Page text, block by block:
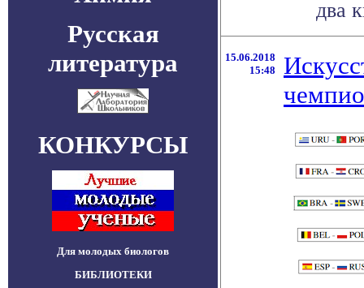
Русская
литература
КОНКУРСЫ
Для молодых биологов
БИБЛИОТЕКИ
два
15.06.2018
15:48